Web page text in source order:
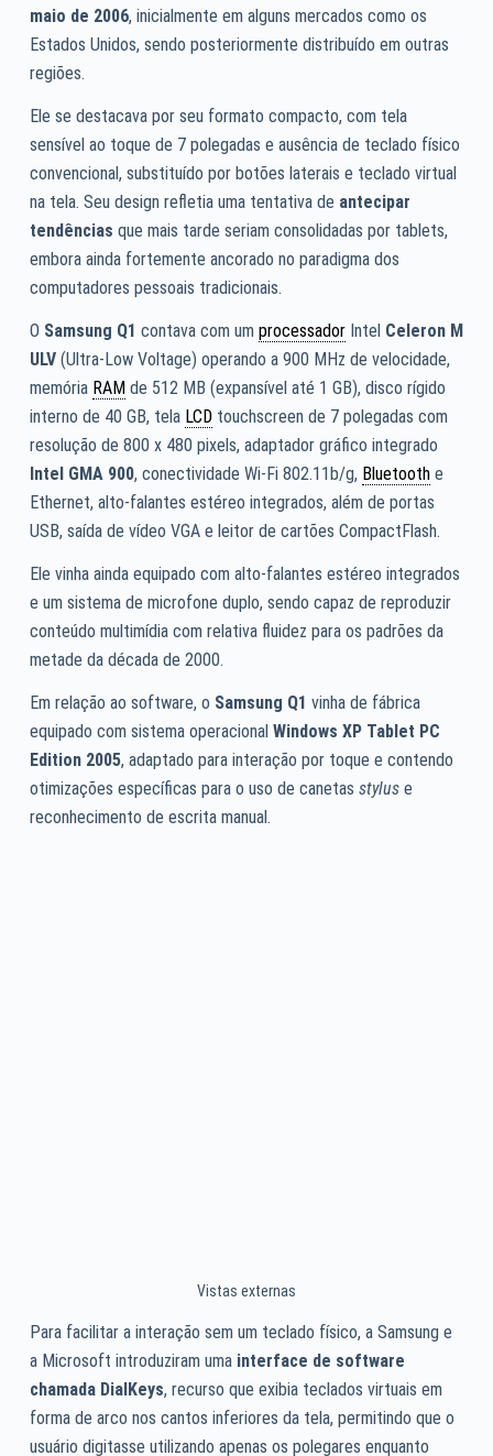
maio de 2006, inicialmente em alguns mercados como os
Estados Unidos, sendo posteriormente distribuído em outras
regiões.
Ele se destacava por seu formato compacto, com tela
sensível ao toque de 7 polegadas e ausência de teclado físico
convencional, substituído por botões laterais e teclado virtual
na tela. Seu design refletia uma tentativa de antecipar
tendências que mais tarde seriam consolidadas por tablets,
embora ainda fortemente ancorado no paradigma dos
computadores pessoais tradicionais.
O Samsung Q1 contava com um processadorIntel Celeron M
ULV(Ultra-Low Voltage) operando a 900 MHz de velocidade,
memória RAMde 512 MB (expansível até 1 GB), disco rígido
interno de 40 GB, tela LCDtouchscreen de 7 polegadas com
resolução de 800 x 480 pixels, adaptador gráfico integrado
Intel GMA 900, conectividade Wi-Fi 802.11b/g, Bluetoothe
Ethernet, alto-falantes estéreo integrados, além de portas
USB, saída de vídeo VGA e leitor de cartões CompactFlash.
Ele vinha ainda equipado com alto-falantes estéreo integrados
e um sistema de microfone duplo, sendo capaz de reproduzir
conteúdo multimídia com relativa fluidez para os padrões da
metade da década de 2000.
Em relação ao software, o Samsung Q1 vinha de fábrica
equipado com sistema operacional Windows XP Tablet PC
Edition 2005, adaptado para interação por toque e contendo
otimizações específicas para o uso de canetas stylus e
reconhecimento de escrita manual.
Vistas externas
Para facilitar a interação sem um teclado físico, a Samsung e
a Microsoft introduziram uma interface de software
chamada DialKeys, recurso que exibia teclados virtuais em
forma de arco nos cantos inferiores da tela, permitindo que o
usuário digitasse utilizando apenas os polegares enquanto